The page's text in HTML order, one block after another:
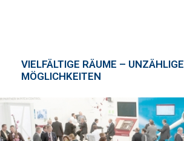
VIELFÄLTIGE RÄUME – UNZÄHLIGE
MÖGLICHKEITEN